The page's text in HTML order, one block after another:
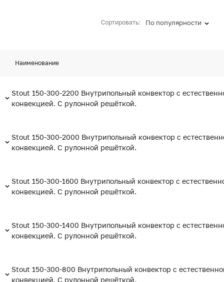
Сортировать: По популярности
Наименование
Stout 150-300-2200 Внутрипольный конвектор с
конвекцией. С рулонной решёткой.
Stout 150-300-2000 Внутрипольный конвектор с
конвекцией. С рулонной решёткой.
Stout 150-300-1600 Внутрипольный конвектор с
конвекцией. С рулонной решёткой.
Stout 150-300-1400 Внутрипольный конвектор с
конвекцией. С рулонной решёткой.
Stout 150-300-800 Внутрипольный конвектор с
конвекцией. С рулонной решёткой.